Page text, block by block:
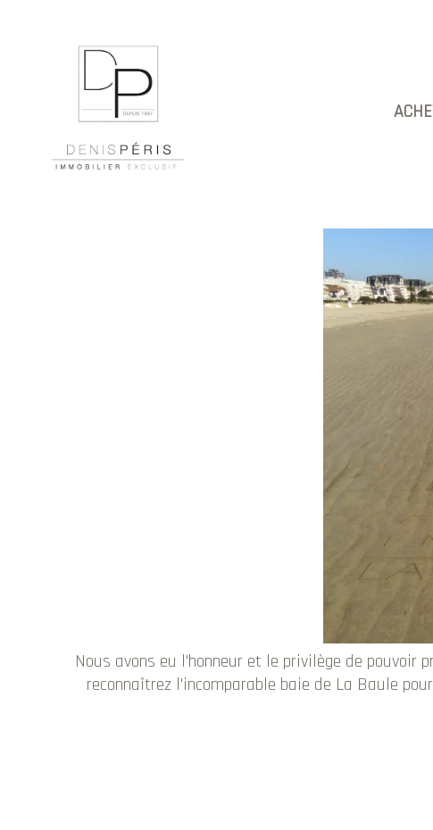
Nous avons eu l'honneur et le privilège de pouvoir
reconnaîtrez l'incomparable baie de La Baule